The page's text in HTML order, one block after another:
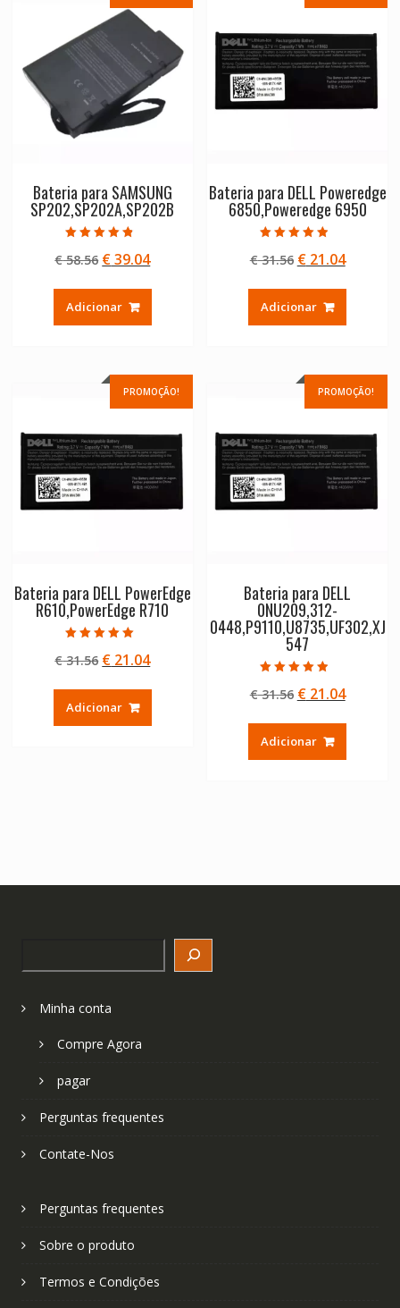
Bateria para SAMSUNG
SP202,SP202A,SP202B
4.50
de 5
€58.56 O
original
era:
€39.04O
Adicionar
Bateria para DELL Poweredge
6850,Poweredge 6950
4.50
de 5
€31.56 O
original
era:
€21.04O
Adicionar
PROMOÇÃO!
Bateria para DELL PowerEdge
R610,PowerEdge R710
5.00
de 5
€31.56 O
original
era:
€ 21.04O
Adicionar
PROMOÇÃO!
Bateria para DELL
0NU209,312-
0448,P9110,U8735,UF302,XJ
547
4.50
de 5
€31.56 O
original
era:
€21.04O
Adicionar
Minha conta
Compre Agora
pagar
Perguntas frequentes
Contate-Nos
Perguntas frequentes
Sobre o produto
Termos e Condições